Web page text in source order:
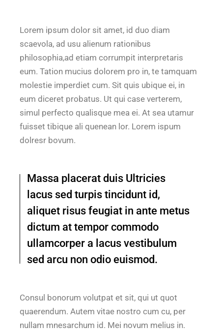
Lorem ipsum dolor sit amet, id duo diam
scaevola, ad usu alienum rationibus
philosophia,ad etiam corrumpit interpretaris
eum. Tation mucius dolorem pro in, te tamquam
molestie imperdiet cum. Sit quis ubique ei, in
eum diceret probatus. Ut qui case verterem,
simul perfecto qualisque mea ei. At sea utamur
fuisset tibique ali quenean lor. Lorem ispum
dolresr bovum.
Massa placerat duis Ultricies
lacus sed turpis tincidunt id,
aliquet risus feugiat in ante metus
dictum at tempor commodo
ullamcorper a lacus vestibulum
sed arcu non odio euismod.
Consul bonorum volutpat et sit, qui ut quot
quaerendum. Autem vitae nostro cum cu, per
nullam mnesarchum id. Mei novum melius in.